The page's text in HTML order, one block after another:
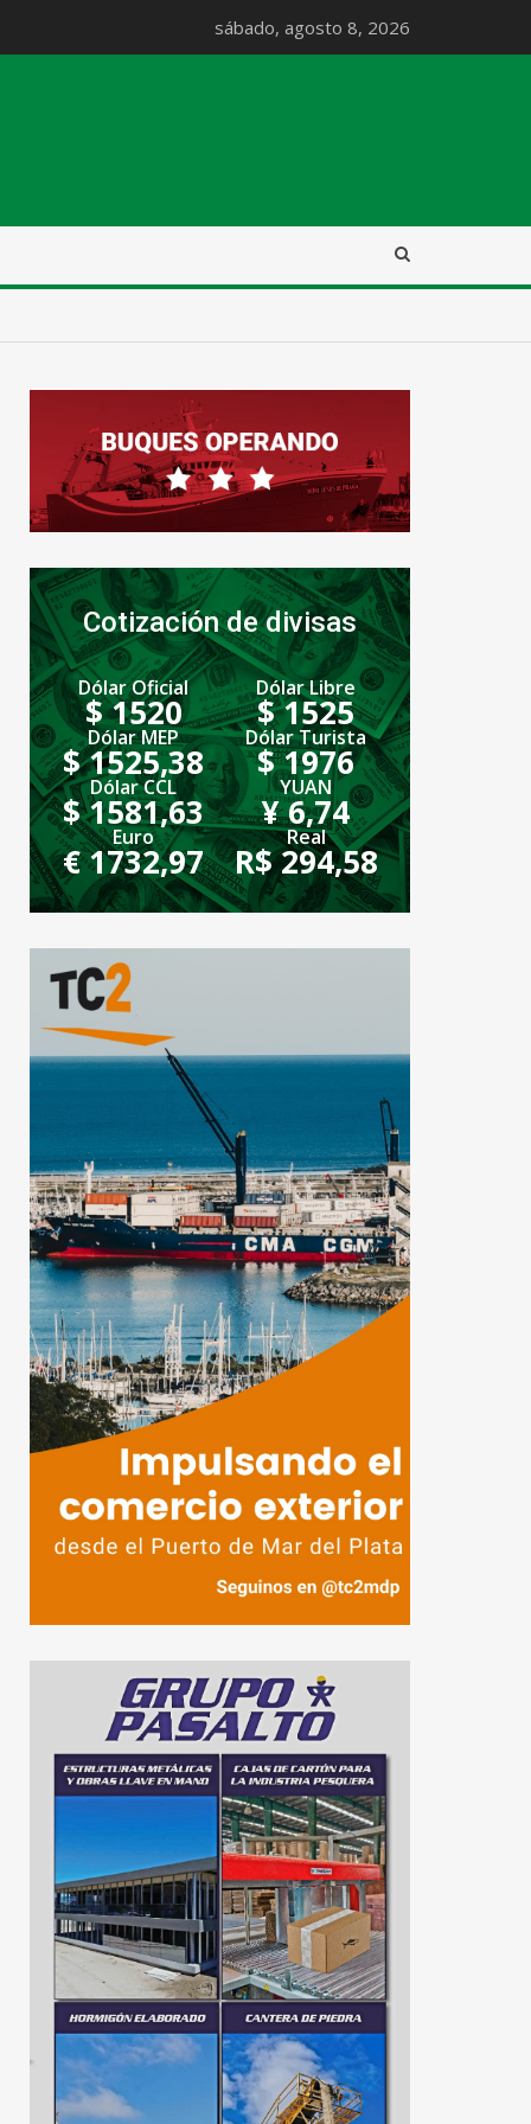
sábado, agosto 8, 2026
Cotización de divisas
Dólar Oficial
$ 1520
Dólar Libre
$ 1525
Dólar MEP
$ 1525,38
Dólar Turista
$ 1976
Dólar CCL
$ 1581,63
YUAN
¥ 6,74
Euro
€ 1732,97
Real
R$ 294,58